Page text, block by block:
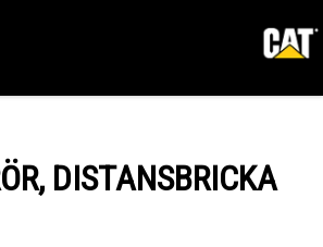
DISTANSBRICKA